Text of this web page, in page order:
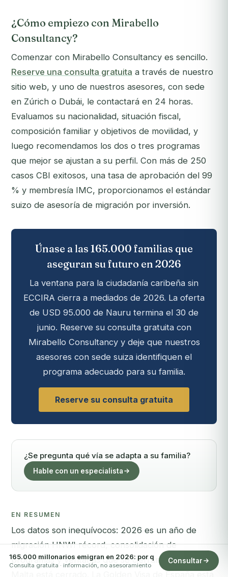
¿Cómo empiezo con Mirabello
Consultancy?
Comenzar con Mirabello Consultancy es sencillo.
Reserve una consulta gratuita a través de nuestro
sitio web, y uno de nuestros asesores, con sede
en Zúrich o Dubái, le contactará en 24 horas.
Evaluamos su nacionalidad, situación fiscal,
composición familiar y objetivos de movilidad, y
luego recomendamos los dos o tres programas
que mejor se ajustan a su perfil. Con más de 250
casos CBI exitosos, una tasa de aprobación del 99
% y membresía IMC, proporcionamos el estándar
suizo de asesoría de migración por inversión.
Únase a las 165.000 familias que
aseguran su futuro en 2026
La ventana para la ciudadanía caribeña sin
ECCIRA cierra a mediados de 2026. La oferta
de USD 95.000 de Nauru termina el 30 de
junio. Reserve su consulta gratuita con
Mirabello Consultancy y deje que nuestros
asesores con sede suiza identifiquen el
programa adecuado para su familia.
Reserve su consulta gratuita
¿Se pregunta qué vía se adapta a su familia?
Hable con un especialista
EN RESUMEN
Los datos son inequívocos: 2026 es un año de
migración HNWI récord, consolidación de
programas y ventanas que se cierran. El CBI de
165.000 millonarios emigran en 2026: por q
Consulta gratuita · información, no asesoramiento
Consultar